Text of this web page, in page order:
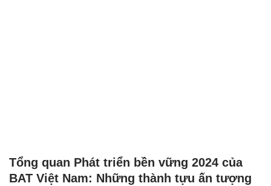
Tổng quan Phát triển bền vững 2024 của
BAT Việt Nam: Những thành tựu ấn tượng